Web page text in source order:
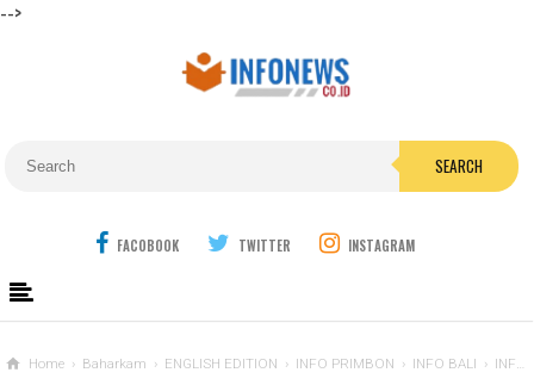
-->
SEARCH
FACOBOOK TWITTER INSTAGRAM
Home › Baharkam › ENGLISH EDITION › INFO PRIMBON › INFO BALI › INFO BEKASI